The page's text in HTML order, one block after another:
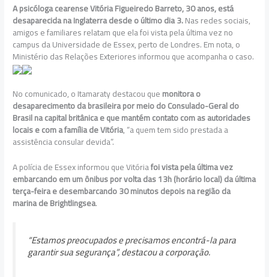
A psicóloga cearense Vitória Figueiredo Barreto, 30 anos, está
desaparecida na Inglaterra desde o último dia 3.Nas redes sociais,
amigos e familiares relatam que ela foi vista pela última vez no
campus da Universidade de Essex, perto de Londres. Em nota, o
Ministério das Relações Exteriores informou que acompanha o caso.
No comunicado, o Itamaraty destacou quemonitora o
desaparecimento da brasileira por meio do Consulado-Geral do
Brasil na capital britânica e que mantém contato com as autoridades
locais e com a família de Vitória, “a quem tem sido prestada a
assistência consular devida”.
A polícia de Essex informou que Vitóriafoi vista pela última vez
embarcando em um ônibus por volta das 13h (horário local) da última
terça-feira e desembarcando 30 minutos depois na região da
marina de Brightlingsea.
“Estamos preocupados e precisamos encontrá-la para
garantir sua segurança”, destacou a corporação.